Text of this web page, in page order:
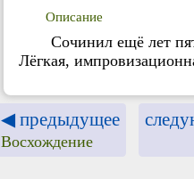
Описание
Сочинил ещё лет
Лёгкая,
◀ предыдущее
Восхождение